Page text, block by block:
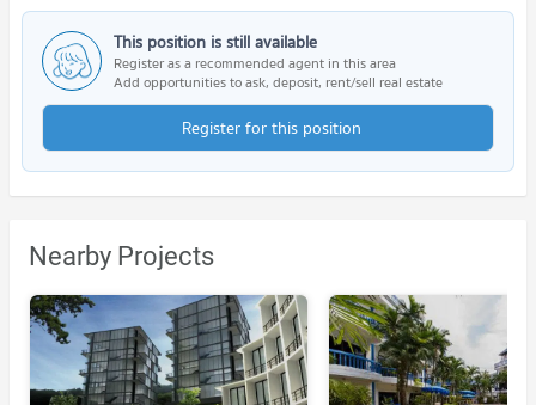
This position is still available
Register as a recommended agent in this area
Add opportunities to ask, deposit, rent/sell real estate
Register for this position
Nearby Projects